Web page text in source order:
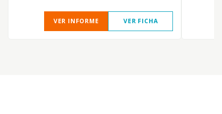
VER INFORME VER FICHA